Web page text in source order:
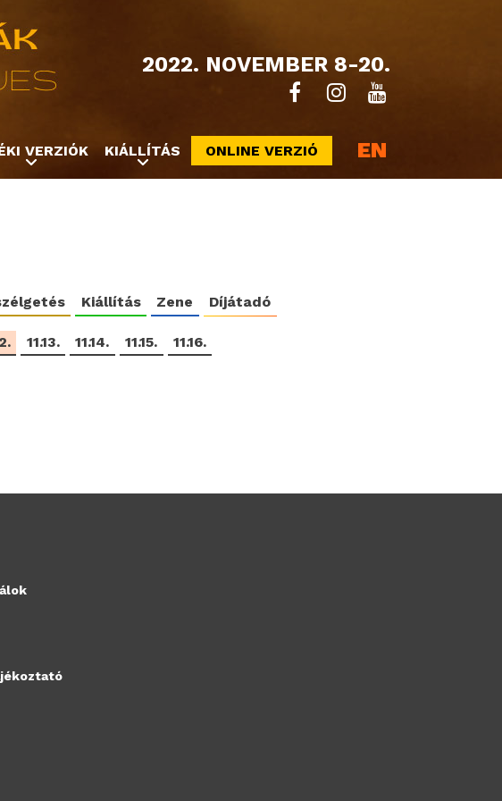
2022. NOVEMBER 8-20.
Kiállítás Zene Díjátadó
11.13. 11.14. 11.15. 11.16.
VERZIÓK KIÁLLÍTÁS ONLINE VERZIÓ EN